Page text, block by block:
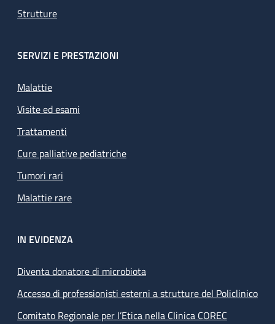
Strutture
SERVIZI E PRESTAZIONI
Malattie
Visite ed esami
Trattamenti
Cure palliative pediatriche
Tumori rari
Malattie rare
IN EVIDENZA
Diventa donatore di microbiota
Accesso di professionisti esterni a strutture del Policlinico
Comitato Regionale per l’Etica nella Clinica COREC